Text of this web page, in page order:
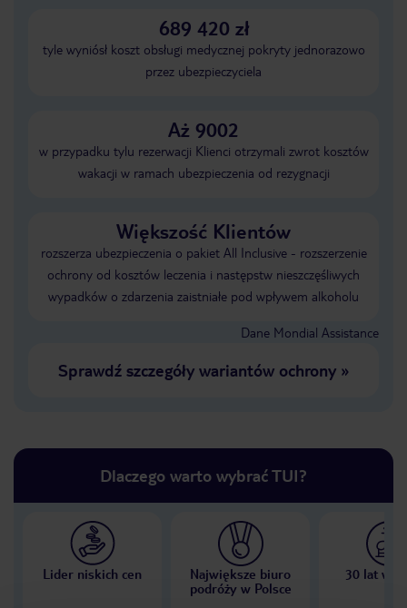
689 420 zł
tyle wyniósł koszt obsługi medycznej pokryty jednorazowo
przez ubezpieczyciela
Aż 9002
w przypadku tylu rezerwacji Klienci otrzymali zwrot kosztów
wakacji w ramach ubezpieczenia od rezygnacji
Większość Klientów
rozszerza ubezpieczenia o pakiet All Inclusive - rozszerzenie
ochrony od kosztów leczenia i następstw nieszczęśliwych
wypadków o zdarzenia zaistniałe pod wpływem alkoholu
Dane Mondial Assistance
Sprawdź szczegóły wariantów ochrony»
Dlaczego warto wybrać TUI?
Lider niskich cen
Największe biuro
podróży w Polsce
30 lat w